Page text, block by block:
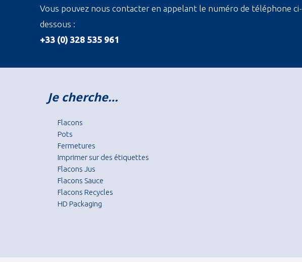
Vous pouvez nous contacter en appelant le numéro de téléphone ci-
dessous :
+33 (0) 328 535 961
Je cherche…
Flacons
Pots
Fermetures
Imprimer sur des étiquettes
Flacons Jus
Flacons Sauce
Flacons Recycles
HD Packaging